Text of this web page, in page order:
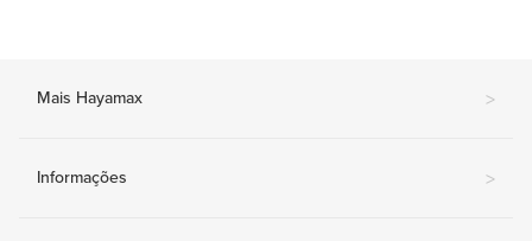
Mais Hayamax >
Informações >